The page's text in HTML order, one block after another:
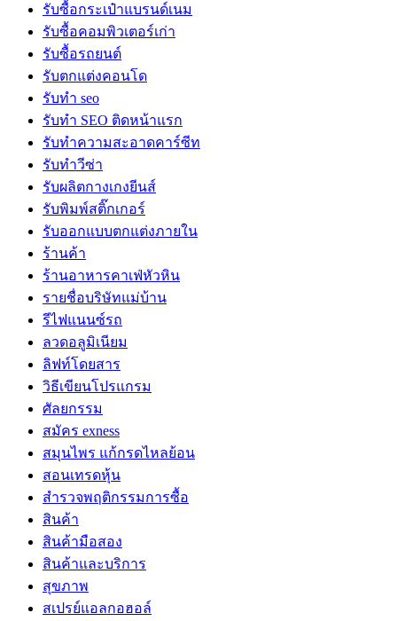
รับซื้อกระเป๋าแบรนด์เนม
รับซื้อคอมพิวเตอร์เก่า
รับซื้อรถยนต์
รับตกแต่งคอนโด
รับทำ seo
รับทำ SEO ติดหน้าแรก
รับทำความสะอาดคาร์ซีท
รับทำวีซ่า
รับผลิตกางเกงยีนส์
รับพิมพ์สติ๊กเกอร์
รับออกแบบตกแต่งภายใน
ร้านค้า
ร้านอาหารคาเฟ่หัวหิน
รายชื่อบริษัทแม่บ้าน
รีไฟแนนซ์รถ
ลวดอลูมิเนียม
ลิฟท์โดยสาร
วิธีเขียนโปรแกรม
ศัลยกรรม
สมัคร exness
สมุนไพร แก้กรดไหลย้อน
สอนเทรดหุ้น
สำรวจพฤติกรรมการซื้อ
สินค้า
สินค้ามือสอง
สินค้าและบริการ
สุขภาพ
สเปรย์แอลกอฮอล์